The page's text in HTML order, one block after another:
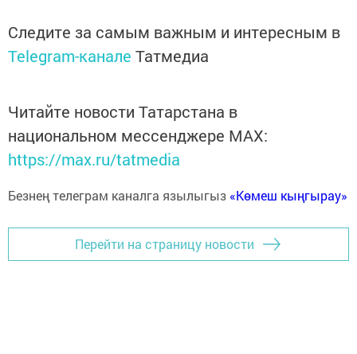
Следите за самым важным и интересным в
Telegram-канале Татмедиа
Читайте новости Татарстана в
национальном мессенджере MАХ:
https://max.ru/tatmedia
Безнең телеграм каналга язылыгыз «Көмеш кыңгырау»
Перейти на страницу новости